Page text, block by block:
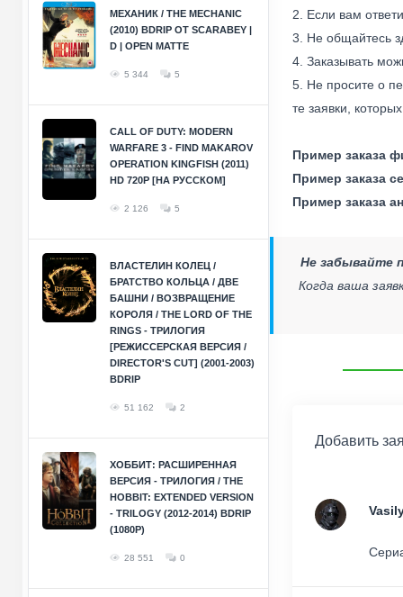
МЕХАНИК / THE MECHANIC
(2010) BDRIP ОТ SCARABEY |
D | OPEN MATTE
5 344 5
CALL OF DUTY: MODERN
WARFARE 3 - FIND MAKAROV
OPERATION KINGFISH (2011)
HD 720P [НА РУССКОМ]
2 126 5
ВЛАСТЕЛИН КОЛЕЦ /
БРАТСТВО КОЛЬЦА / ДВЕ
БАШНИ / ВОЗВРАЩЕНИЕ
КОРОЛЯ / THE LORD OF THE
RINGS - ТРИЛОГИЯ
[РЕЖИССЕРСКАЯ ВЕРСИЯ /
DIRECTOR'S CUT] (2001-2003)
BDRIP
51 162 2
ХОББИТ: РАСШИРЕННАЯ
ВЕРСИЯ - ТРИЛОГИЯ / THE
HOBBIT: EXTENDED VERSION
- TRILOGY (2012-2014) BDRIP
(1080P)
28 551 0
2. Если вам
3. Не общайтесь
4. Заказывать
5. Не просите о
те заявки,
Пример заказа
Пример заказа
Пример заказа
Не забывайте
Когда ваша
Добавить